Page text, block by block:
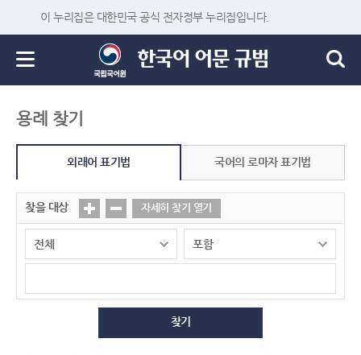
이 누리집은 대한민국 공식 전자정부 누리집입니다.
용례 찾기
외래어 표기법 국어의 로마자 표기법
찾을 대상 자세히 찾기 열기
찾기